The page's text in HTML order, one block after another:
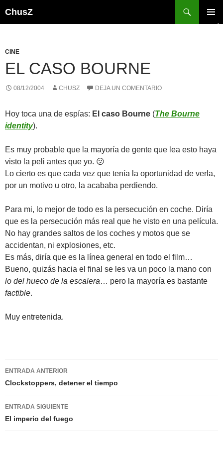
ChusZ
CINE
EL CASO BOURNE
08/12/2004 CHUSZ DEJA UN COMENTARIO
Hoy toca una de espías: El caso Bourne (The Bourne
identity).
Es muy probable que la mayoría de gente que lea esto haya
visto la peli antes que yo. 😕
Lo cierto es que cada vez que tenía la oportunidad de verla,
por un motivo u otro, la acababa perdiendo.
Para mi, lo mejor de todo es la persecución en coche. Diría
que es la persecución más real que he visto en una película.
No hay grandes saltos de los coches y motos que se
accidentan, ni explosiones, etc.
Es más, diría que es la línea general en todo el film…
Bueno, quizás hacia el final se les va un poco la mano con
lo del hueco de la escalera… pero la mayoría es bastante
factible.
Muy entretenida.
Navegación
de
entradas
ENTRADA ANTERIOR
Clockstoppers, detener el tiempo
ENTRADA SIGUIENTE
El imperio del fuego